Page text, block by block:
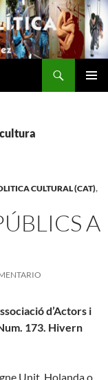
CULTURAL (CAT),
A
d’Actors i
173. Hivern
Unit, Holanda o